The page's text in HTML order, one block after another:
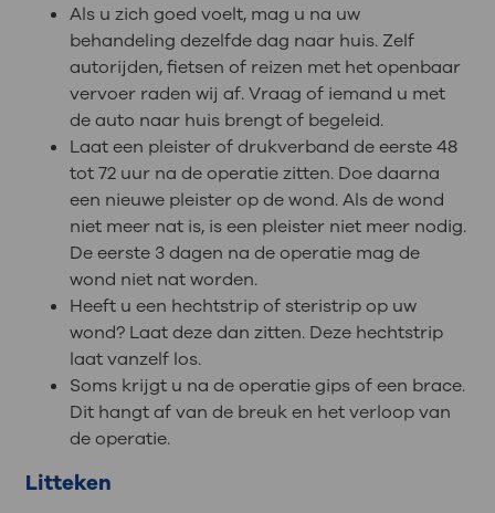
Als u zich goed voelt, mag u na uw
behandeling dezelfde dag naar huis. Zelf
autorijden, fietsen of reizen met het openbaar
vervoer raden wij af. Vraag of iemand u met
de auto naar huis brengt of begeleid.
Laat een pleister of drukverband de eerste 48
tot 72 uur na de operatie zitten. Doe daarna
een nieuwe pleister op de wond. Als de wond
niet meer nat is, is een pleister niet meer nodig.
De eerste 3 dagen na de operatie mag de
wond niet nat worden.
Heeft u een hechtstrip of steristrip op uw
wond? Laat deze dan zitten. Deze hechtstrip
laat vanzelf los.
Soms krijgt u na de operatie gips of een brace.
Dit hangt af van de breuk en het verloop van
de operatie.
Litteken